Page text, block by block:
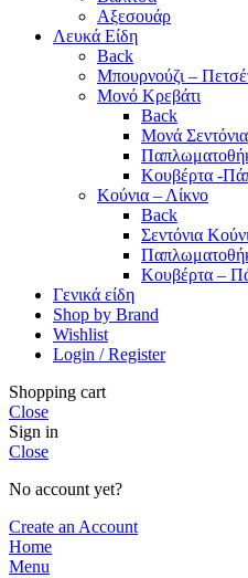
Αξεσουάρ
Λευκά Είδη
Back
Μπουρνούζι –
Μονό Κρεβάτι
Back
Μονά Σεντόνια
Κουβέρτα -
Κούνια – Λίκνο
Back
Σεντόνια
Κουβέρτα –
Γενικά είδη
Shop by Brand
Wishlist
Login / Register
Shopping cart
Close
Sign in
Close
No account yet?
Create an Account
Home
Menu